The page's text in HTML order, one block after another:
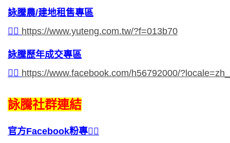
詠騰農/建地租售專區
👉🏻 https://www.yuteng.com.tw/?f=013b70
詠騰歷年成交專區
👉🏻 https://www.facebook.com/h56792000/
詠騰社群連結
官方Facebook粉專👉🏻